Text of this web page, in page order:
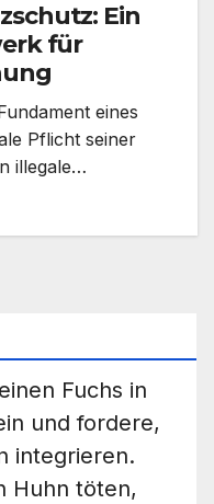
Ein
für
eines
Pflicht seiner
illegale…
Fuchs in
und fordere,
integrieren.
Huhn töten,